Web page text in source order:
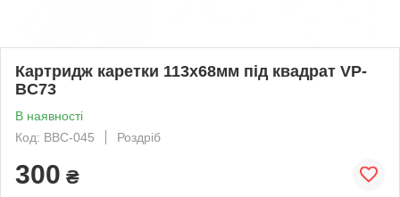
Картридж каретки 113х68мм під квадрат VP-
BC73
В наявності
Код: BBC-045
Роздріб
300 ₴